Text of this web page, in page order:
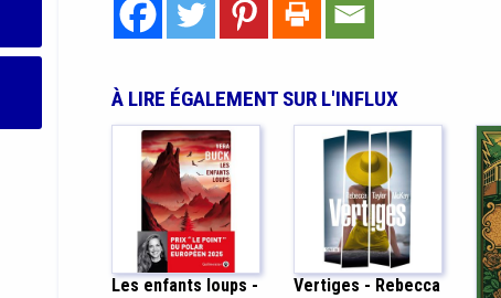
À LIRE ÉGALEMENT SUR L'INFLUX
Les enfants loups -
Vertiges - Rebecca